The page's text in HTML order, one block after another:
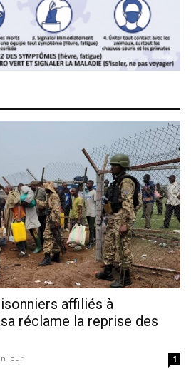
affiliés à
réclame la reprise des
jour 1